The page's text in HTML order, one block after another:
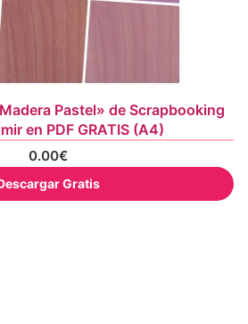
Pastel» de Scrapbooking
en PDF GRATIS (A4)
0.00€
Gratis